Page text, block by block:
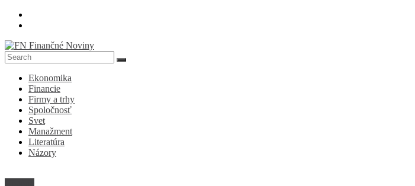
Skip
FN
Finančné
Noviny
Denník
ekonomike
spoločnosti
Ekonomika
Financie
Firmy a trhy
Spoločnosť
Svet
Manažment
Literatúra
Názory